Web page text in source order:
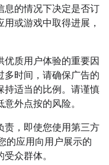
息的情况下决定是否订
或游戏中取得进展，
质用户体验的重要因
多时间，请确保广告的
持适当的比例。请谨慎
外点按的风险。
责，即使您使用第三方
的应用向用户展示的
众群体。